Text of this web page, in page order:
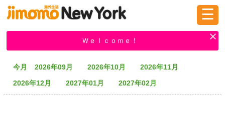
掲示板 タウン情報 教えて！
☰
Ｗｅｌｃｏｍｅ！
今月 2026年09月 2026年10月
2026年11月
2026年12月
2027年01月 2027年02月